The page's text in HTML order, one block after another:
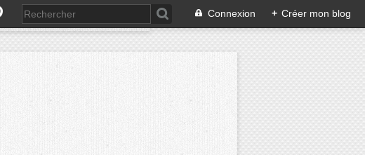
Connexion + Créer mon blog